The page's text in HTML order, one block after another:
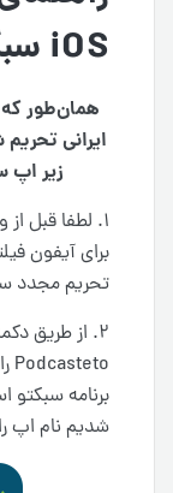
iOS سبکتو برای آیفون
ایرانی
زیر اپ
۱. لطفا قبل
برای آیفون
تحریم مجدد
۲. از طریق
Podcasteto را نصب کنید. (
برنامه سبکتو
شدیم نام اپ